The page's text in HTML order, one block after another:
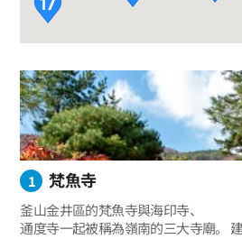
1 梵魚寺
釜山金井區的梵魚寺與海印寺、
通度寺一起被稱為嶺南的三大寺廟。